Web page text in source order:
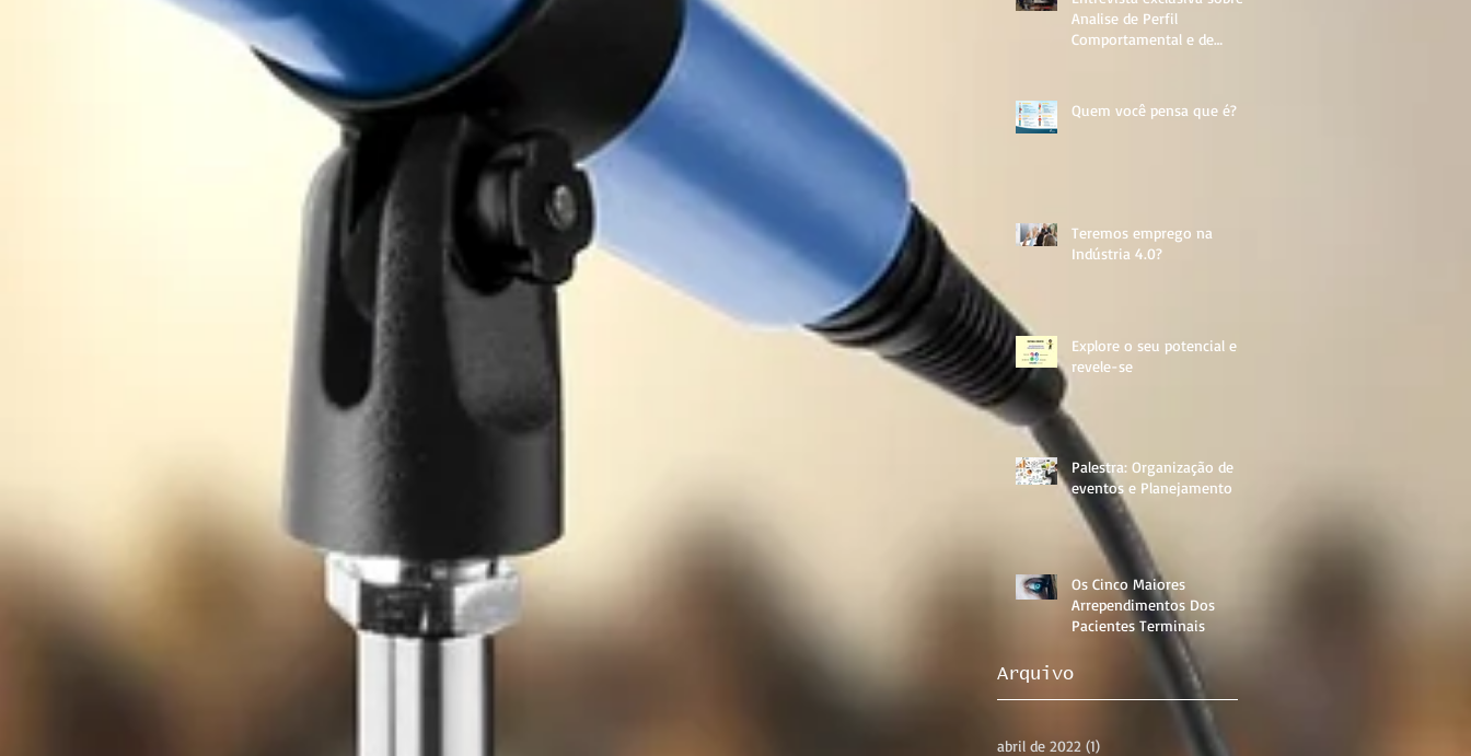
Analise de Perfil
Comportamental e de
Quem você pensa que é?
Teremos emprego na
Indústria 4.0?
Explore o seu potencial e
revele-se
Palestra: Organização de
eventos e Planejamento
Os Cinco Maiores
Arrependimentos Dos
Pacientes Terminais
Arquivo
abril de 2022 (1)